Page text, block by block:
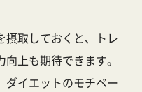
摂取しておくと、トレ
上も期待できます。
ダイエットのモチベー